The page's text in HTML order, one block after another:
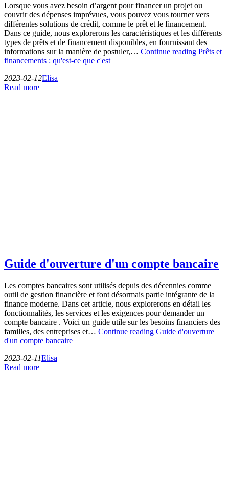
Lorsque vous avez besoin d’argent pour financer un projet ou
couvrir des dépenses imprévues, vous pouvez vous tourner vers
différentes solutions de crédit, comme le prêt et le financement.
Dans ce guide, nous explorerons les caractéristiques et les différents
types de prêts et de financement disponibles, en fournissant des
informations sur la manière de postuler,… Continue reading Prêts et
financements : qu'est-ce que c'est
2023-02-12Elisa
Read more
Guide d'ouverture d'un compte bancaire
Les comptes bancaires sont utilisés depuis des décennies comme
outil de gestion financière et font désormais partie intégrante de la
finance moderne. Dans cet article, nous explorerons en détail les
fonctionnalités, les services et les exigences pour demander un
compte bancaire . Voici un guide utile sur les besoins financiers des
familles, des entreprises et… Continue reading Guide d'ouverture
d'un compte bancaire
2023-02-11Elisa
Read more